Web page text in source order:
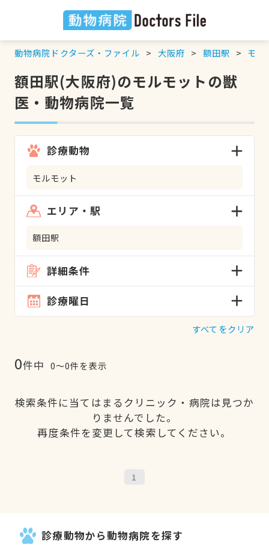
動物病院ドクターズ・ファイル 大阪府 額田駅 モル
額田駅(大阪府)のモルモットの獣
医・動物病院一覧
診療動物
モルモット
エリア・駅
額田駅
詳細条件
診療曜日
すべてをクリア
0件中 0〜0件を表示
検索条件に当てはまるクリニック・病院は見つか
りませんでした。
再度条件を変更して検索してください。
1
診療動物から動物病院を探す